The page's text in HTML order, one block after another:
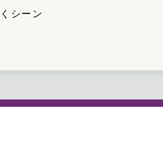
シーン